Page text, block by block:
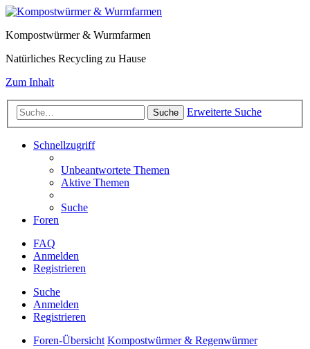
Kompostwürmer & Wurmfarmen
Natürliches Recycling zu Hause
Zum Inhalt
Suche Erweiterte Suche
Schnellzugriff
Unbeantwortete Themen
Aktive Themen
Suche
Foren
FAQ
Anmelden
Registrieren
Suche
Anmelden
Registrieren
Foren-Übersicht Kompostwürmer & Regenwürmer